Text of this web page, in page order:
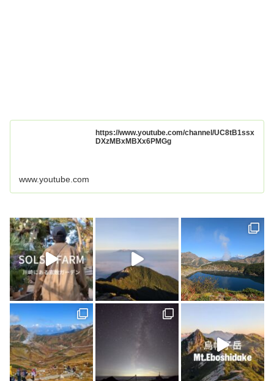
https://www.youtube.com/channel/UC8tB1ssx
DXzMBxMBXx6PMGg
www.youtube.com